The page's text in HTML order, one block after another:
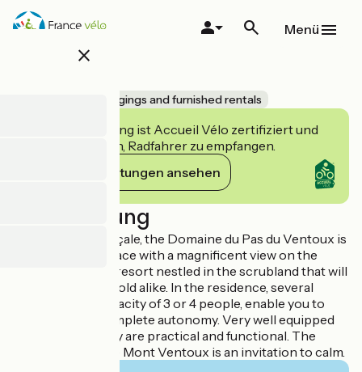
Direkt
zum
close
Menü
Lodgings and furnished rentals
Diese Einrichtung ist Accueil Vélo zertifiziert und
verpflichtet sich, Radfahrer zu empfangen.
Ihre Verpflichtungen ansehen
Beschreibung
In Drôme Provençale, the Domaine du Pas du Ventoux is
an outstanding place with a magnificent view on the
Mont Ventoux. A resort nestled in the scrubland that will
charm young and old alike. In the residence, several
studios with a capacity of 3 or 4 people, enable you to
enjoy a stay in complete autonomy. Very well equipped
and arranged, they are practical and functional. The
terrace, facing the Mont Ventoux is an invitation to calm.